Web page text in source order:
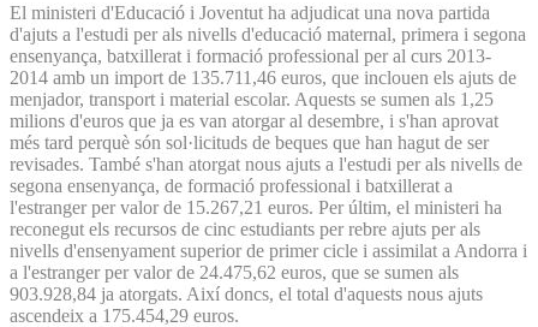
El ministeri d'Educació i Joventut ha adjudicat una nova partida
d'ajuts a l'estudi per als nivells d'educació maternal, primera i segona
ensenyança, batxillerat i formació professional per al curs 2013-
2014 amb un import de 135.711,46 euros, que inclouen els ajuts de
menjador, transport i material escolar. Aquests se sumen als 1,25
milions d'euros que ja es van atorgar al desembre, i s'han aprovat
més tard perquè són sol·licituds de beques que han hagut de ser
revisades. També s'han atorgat nous ajuts a l'estudi per als nivells de
segona ensenyança, de formació professional i batxillerat a
l'estranger per valor de 15.267,21 euros. Per últim, el ministeri ha
reconegut els recursos de cinc estudiants per rebre ajuts per als
nivells d'ensenyament superior de primer cicle i assimilat a Andorra i
a l'estranger per valor de 24.475,62 euros, que se sumen als
903.928,84 ja atorgats. Així doncs, el total d'aquests nous ajuts
ascendeix a 175.454,29 euros.